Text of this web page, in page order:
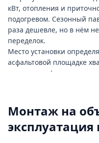
За прошлый сезон в
40 подобных объектов в
одиночного киоска до
кВт, отопления и
подогревом. Сезонный
раза дешевле, но в нём
переделок.
Место установки
асфальтовой площадке
ленточного фундамента
путей, согласования
оформление фундамента
чем на сам павильон.
Монтаж на
эксплуатация